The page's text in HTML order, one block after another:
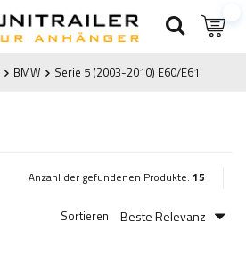
BMW Serie 5 (2003-2010) E60/E61
Anzahl der gefundenen Produkte: 15
Sortieren Beste Relevanz